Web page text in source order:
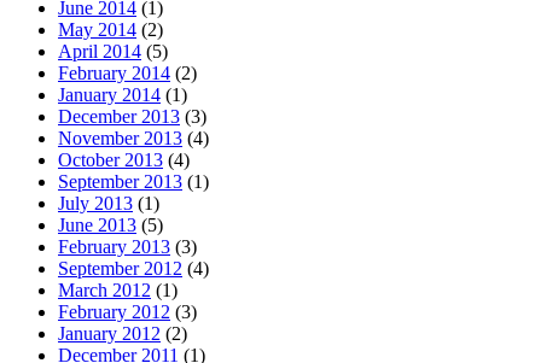
June 2014 (1)
May 2014 (2)
April 2014 (5)
February 2014 (2)
January 2014 (1)
December 2013 (3)
November 2013 (4)
October 2013 (4)
September 2013 (1)
July 2013 (1)
June 2013 (5)
February 2013 (3)
September 2012 (4)
March 2012 (1)
February 2012 (3)
January 2012 (2)
December 2011 (1)